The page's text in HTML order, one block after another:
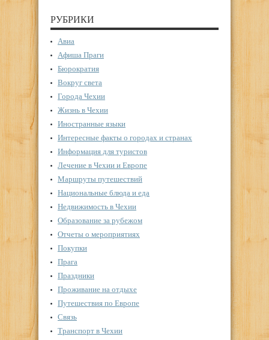
РУБРИКИ
Авиа
Афиша Праги
Бюрократия
Вокруг света
Города Чехии
Жизнь в Чехии
Иностранные языки
Интересные факты о городах и странах
Информация для туристов
Лечение в Чехии и Европе
Маршруты путешествий
Национальные блюда и еда
Недвижимость в Чехии
Образование за рубежом
Отчеты о мероприятиях
Покупки
Прага
Праздники
Проживание на отдыхе
Путешествия по Европе
Связь
Транспорт в Чехии